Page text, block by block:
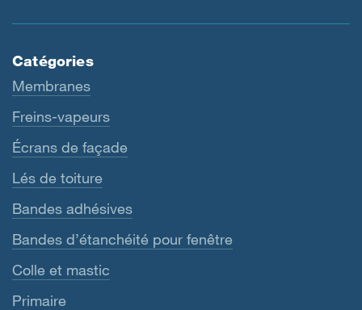
Catégories
Membranes
Freins-vapeurs
Écrans de façade
Lés de toiture
Bandes adhésives
Bandes d’étanchéité pour fenêtre
Colle et mastic
Primaire